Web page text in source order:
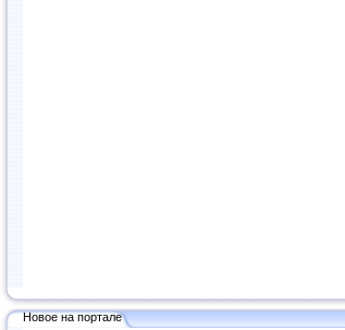
Новое на портале